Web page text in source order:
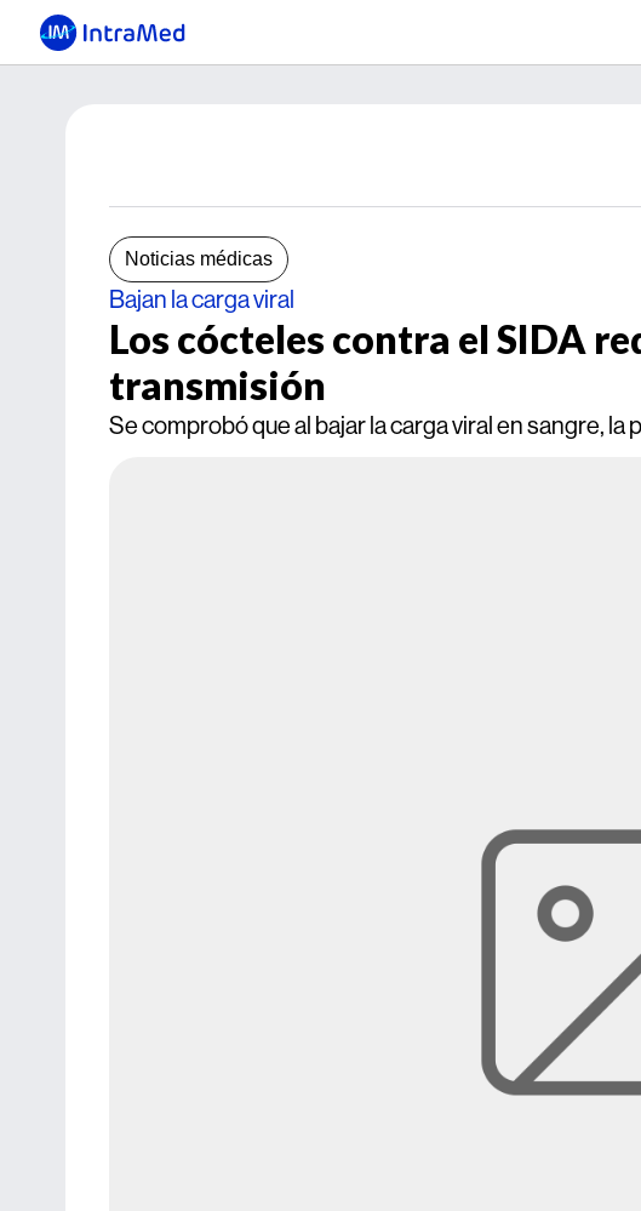
Noticias médicas
Bajan la carga viral
Los cócteles contra el SIDA
transmisión
Se comprobó que al bajar la carga viral en sangre,